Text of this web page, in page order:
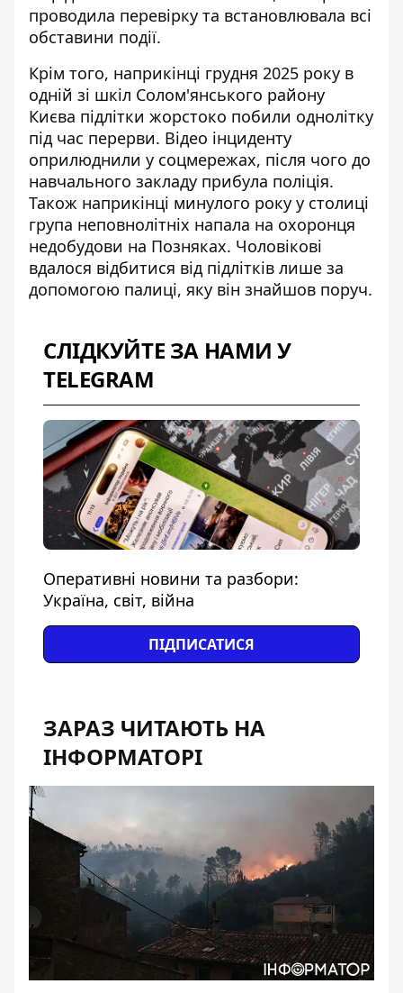
проводила перевірку та встановлювала всі
обставини події.
Крім того, наприкінці грудня 2025 року в
одній зі шкіл Солом'янського району
Києва підлітки жорстоко побили однолітку
під час перерви. Відео інциденту
оприлюднили у соцмережах, після чого до
навчального закладу прибула поліція.
Також наприкінці минулого року у столиці
група неповнолітніх напала на охоронця
недобудови на Позняках. Чоловікові
вдалося відбитися від підлітків лише за
допомогою палиці, яку він знайшов поруч.
СЛІДКУЙТЕ ЗА НАМИ У
TELEGRAM
Оперативні новини та разбори:
Україна, світ, війна
ПІДПИСАТИСЯ
ЗАРАЗ ЧИТАЮТЬ НА
ІНФОРМАТОРІ